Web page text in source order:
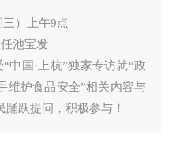
）上午9点
池宝发
中国·上杭”独家专访就“政
维护食品安全”相关内容与
跃提问，积极参与！